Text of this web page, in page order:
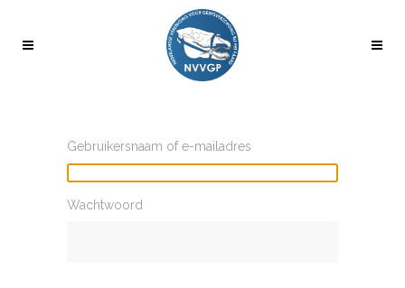
Gebruikersnaam of e-mailadres
Wachtwoord